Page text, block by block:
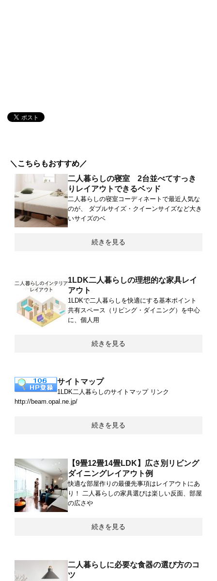
＼こちらもおすすめ／
二人暮らしの寝室 2台並べてすっき
りレイアウトできるベッド
二人暮らしの寝室コーディネートで最近人気な
のが、 ダブルサイズ・クイーンサイズなど大き
いサイズのベ
続きを見る
1LDK二人暮らしの理想的な家具レイ
アウト
1LDKで二人暮らしを快適にする基本ポイント
共有スペース（リビング・ダイニング）を中心
に、個人用
続きを見る
サイトマップ
1LDK二人暮らしのサイトマップ リンク
http://beam.opal.ne.jp/
続きを見る
【9畳12畳14畳LDK】広さ別リビング
ダイニングレイアウト例
快適な部屋作りの最優先事項はレイアウトにあ
り！ 二人暮らしの家具選びは楽しい反面、部屋
の広さや
続きを見る
二人暮らしに必要な食器の選び方のコ
ツ